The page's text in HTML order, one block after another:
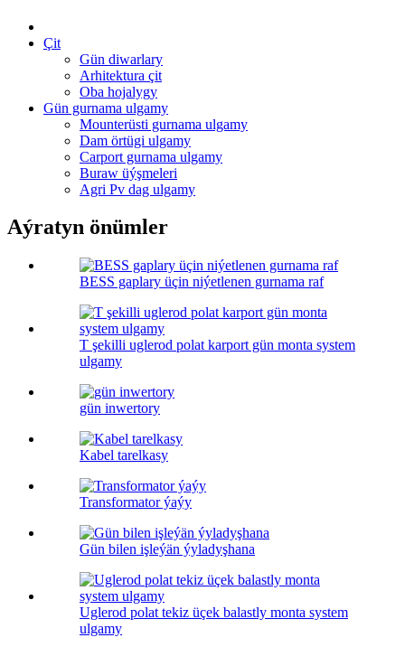
Çit
Gün diwarlary
Arhitektura çit
Oba hojalygy
Gün gurnama ulgamy
Mounterüsti gurnama ulgamy
Dam örtügi ulgamy
Carport gurnama ulgamy
Buraw üýşmeleri
Agri Pv dag ulgamy
Aýratyn önümler
BESS gaplary üçin niýetlenen gurnama raf
T şekilli uglerod polat karport gün monta system
ulgamy
gün inwertory
Kabel tarelkasy
Transformator ýaýy
Gün bilen işleýän ýyladyşhana
Uglerod polat tekiz üçek balastly monta system
ulgamy